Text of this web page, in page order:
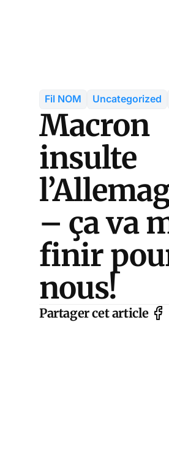
Fil NOM Uncategorized
Macron
insulte
– ça va
finir
nous!
Partager cet article